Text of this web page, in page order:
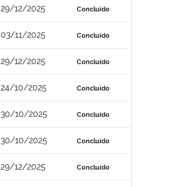
29/12/2025 Concluído
03/11/2025 Concluído
29/12/2025 Concluído
24/10/2025 Concluído
30/10/2025 Concluído
30/10/2025 Concluído
29/12/2025 Concluído